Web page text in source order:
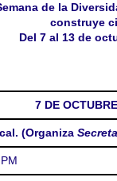
de la
construye
Del 7 al 13 de
7 DE OCTUBRE
(Organiza